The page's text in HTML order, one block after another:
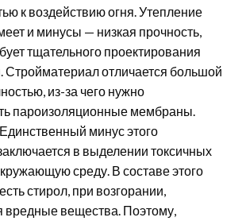
к воздействию огня. Утепление
и минусы — низкая прочность,
тщательного проектирования
Стройматериал отличается большой
из-за чего нужно
пароизоляционные мембраны.
минус этого
в выделении токсичных
среду. В составе этого
стирол, при возгорании,
вредные вещества. Поэтому,